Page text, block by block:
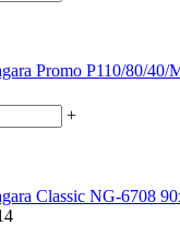
Promo P110/80/40/
+
Classic NG-6708